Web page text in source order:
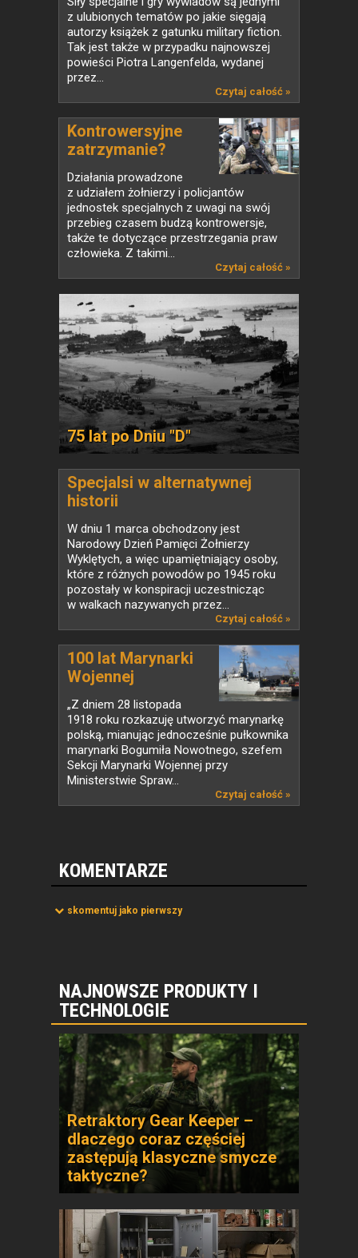
z ulubionych tematów po jakie sięgają
autorzy książek z gatunku military fiction.
Tak jest także w przypadku najnowszej
powieści Piotra Langenfelda, wydanej
przez...
Czytaj całość »
Kontrowersyjne
zatrzymanie?
Działania prowadzone
z udziałem żołnierzy i policjantów
jednostek specjalnych z uwagi na swój
przebieg czasem budzą kontrowersje,
także te dotyczące przestrzegania praw
człowieka. Z takimi...
Czytaj całość »
75 lat po Dniu "D"
Specjalsi w alternatywnej
historii
W dniu 1 marca obchodzony jest
Narodowy Dzień Pamięci Żołnierzy
Wyklętych, a więc upamiętniający osoby,
które z różnych powodów po 1945 roku
pozostały w konspiracji uczestnicząc
w walkach nazywanych przez...
Czytaj całość »
100 lat Marynarki
Wojennej
„Z dniem 28 listopada
1918 roku rozkazuję utworzyć marynarkę
polską, mianując jednocześnie pułkownika
marynarki Bogumiła Nowotnego, szefem
Sekcji Marynarki Wojennej przy
Ministerstwie Spraw...
Czytaj całość »
KOMENTARZE
skomentuj jako pierwszy
NAJNOWSZE PRODUKTY I
TECHNOLOGIE
Retraktory Gear Keeper –
dlaczego coraz częściej
zastępują klasyczne smycze
taktyczne?